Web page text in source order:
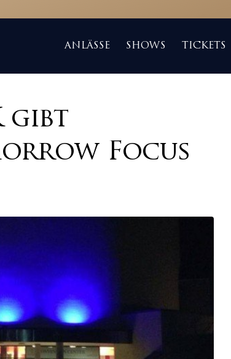
ANLÄSSE SHOWS TICKETS
gibt
Focus